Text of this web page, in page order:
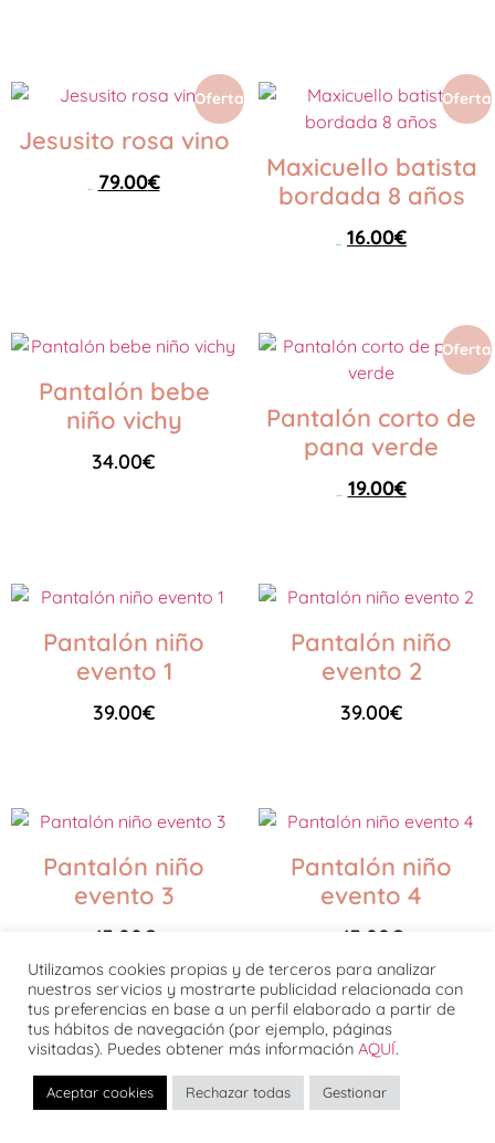
Oferta
Jesusito rosa vino
79.00€
Oferta
Maxicuello batista
bordada 8 años
16.00€
Pantalón bebe
niño vichy
34.00€
Oferta
Pantalón corto de
pana verde
19.00€
Pantalón niño
evento 1
39.00€
Pantalón niño
evento 2
39.00€
Pantalón niño
evento 3
43.00 €
Pantalón niño
evento 4
43.00 €
Pantalón niño
evento 5
Pantalón niño
evento 6
Utilizamos cookies propias y de terceros para analizar
nuestros servicios y mostrarte publicidad relacionada con
tus preferencias en base a un perfil elaborado a partir de
tus hábitos de navegación (por ejemplo, páginas
visitadas). Puedes obtener más información AQUÍ.
Aceptar cookies Rechazar todas Gestionar